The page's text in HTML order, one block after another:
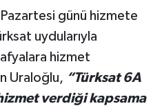
Pazartesi günü hizmete
uydularıyla
hizmet
Uraloğlu, “Türksat 6A
verdiği kapsama